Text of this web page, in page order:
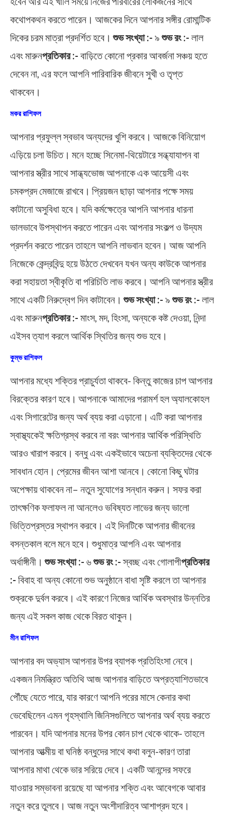
কথোপকথন করতে পারেন। আজকের দিনে আপনার সঙ্গীর রোমান্টিক
দিকের চরম মাত্রা প্রদর্শিত হবে।শুভ সংখ্যা :- ৯শুভ রং :- লাল
এবং মারুনপ্রতিকার :- বাড়িতে কোনো প্রকার আবর্জনা সঞ্চয় হতে
দেবেন না, এর ফলে আপনি পারিবারিক জীবনে সুখী ও তৃপ্ত
থাকবেন।
মকর রাশিফল
আপনার প্রফুল্ল স্বভাব অন্যদের খুশি করবে। আজকে বিনিয়োগ
এড়িয়ে চলা উচিত। মনে হচ্ছে সিনেমা-থিয়েটারে সন্ধ্যাযাপন বা
আপনার স্ত্রীর সাথে সান্ধ্যভোজ আপনাকে এক আয়েসী এবং
চমকপ্রদ মেজাজে রাখবে। প্রিয়জন ছাড়া আপনার পক্ষে সময়
কাটানো অসুবিধা হবে। যদি কর্মক্ষেত্রে আপনি আপনার ধারনা
ভালভাবে উপস্থাপন করতে পারেন এবং আপনার সংকল্প ও উদ্যম
প্রদর্শন করতে পারেন তাহলে আপনি লাভবান হবেন। আজ আপনি
নিজেকে কেন্দ্রবিন্দু হয়ে উঠতে দেখবেন যখন অন্য কাউকে আপনার
করা সহায়তা স্বীকৃতি বা পরিচিতি লাভ করবে। আপনি আপনার স্ত্রীর
সাথে একটি নিরুদ্বেগ দিন কাটাবেন।শুভ সংখ্যা :- ৯শুভ রং :- লাল
এবং মারুনপ্রতিকার :- মাংস, মদ, হিংসা, অন্যকে কষ্ট দেওয়া, নিন্দা
এইসব ত্যাগ করলে আর্থিক স্থিতির জন্য শুভ হবে।
কুম্ভ রাশিফল
আপনার মধ্যে শক্তির প্রাচুর্যতা থাকবে- কিন্তু কাজের চাপ আপনার
বিরক্তের কারণ হবে। আপনাকে আমাদের পরামর্শ হল অ্যালকোহল
এবং সিগারেটের জন্য অর্থ ব্যয় করা এড়ানো। এটি করা আপনার
স্বাস্থ্যকেই ক্ষতিগ্রস্থ করবে না বরং আপনার আর্থিক পরিস্থিতি
আরও খারাপ করবে। বন্ধু এবং একইভাবে অচেনা ব্যক্তিদের থেকে
সাবধান হোন। প্রেমের জীবন আশা আনবে। কোনো কিছু ঘটার
অপেক্ষায় থাকবেন না– নতুন সুযোগের সন্ধান করুন। সফর করা
তাৎক্ষণিক ফলাফল না আনলেও ভবিষ্যত লাভের জন্য ভালো
ভিত্তিপ্রস্তর স্থাপন করবে। এই দিনটিকে আপনার জীবনের
বসন্তকাল বলে মনে হবে। শুধুমাত্র আপনি এবং আপনার
অর্ধাঙ্গীনী।শুভ সংখ্যা :- ৬শুভ রং :-স্বচ্ছ এবং গোলাপীপ্রতিকার
:- বিবাহ বা অন্য কোনো শুভ অনুষ্ঠানে বাধা সৃষ্টি করলে তা আপনার
শুক্রকে দুর্বল করবে। এই কারণে নিজের আর্থিক অবস্থার উন্নতির
জন্য এই সকল কাজ থেকে বিরত থাকুন।
মীন রাশিফল
আপনার বদ অভ্যাস আপনার উপর ব্যাপক প্রতিহিংসা নেবে।
একজন নিমন্ত্রিত অতিথি আজ আপনার বাড়িতে অপ্রত্যাশিতভাবে
পৌঁছে যেতে পারে, যার কারণে আপনি পরের মাসে কেনার কথা
ভেবেছিলেন এমন গৃহস্থালি জিনিসগুলিতে আপনার অর্থ ব্যয় করতে
পারবেন। যদি আপনার মনের উপর কোন চাপ থেকে থাকে- তাহলে
আপনার আত্মীয় বা ঘনিষ্ঠ বন্ধুদের সাথে কথা বলুন-কারণ তারা
আপনার মাথা থেকে ভার সরিয়ে দেবে। একটি আনন্দের সফরে
যাওয়ার সম্ভাবনা রয়েছে যা আপনার শক্তি এবং আবেগকে আবার
নতুন করে তুলবে। আজ নতুন অংশীদারিত্ব আশাপ্রদ হবে।